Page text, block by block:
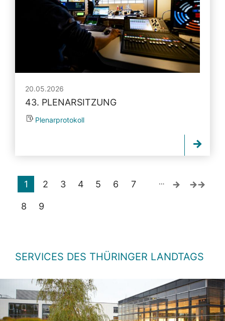
20.05.2026
43. PLENARSITZUNG
Plenarprotokoll
1 2 3 4 5 6 7
8 9
…
SERVICES DES THÜRINGER LANDTAGS